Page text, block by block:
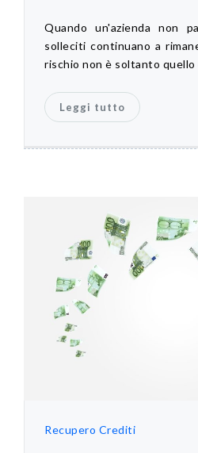
Quando un'azienda non
solleciti continuano a
rischio non è soltanto quello
Leggi tutto
Recupero Crediti